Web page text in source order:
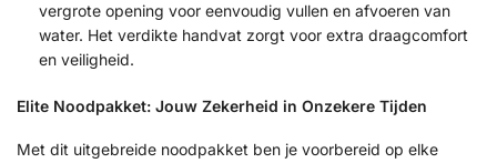
vergrote opening voor eenvoudig vullen en afvoeren van
water. Het verdikte handvat zorgt voor extra draagcomfort
en veiligheid.
Elite Noodpakket: Jouw Zekerheid in Onzekere Tijden
Met dit uitgebreide noodpakket ben je voorbereid op elke